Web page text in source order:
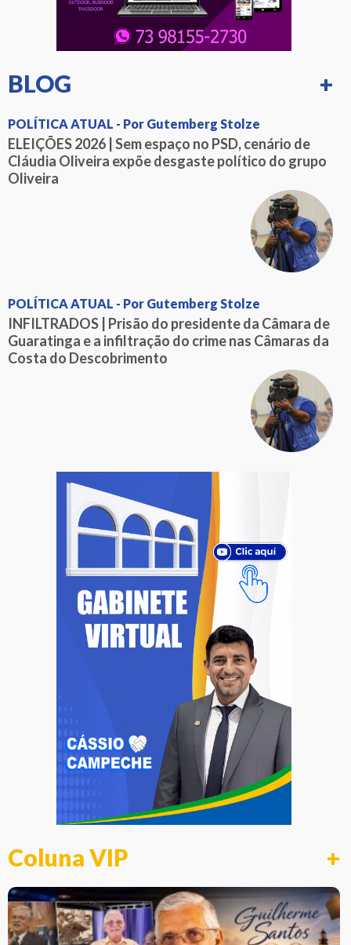
BLOG +
POLÍTICA ATUAL - Por Gutemberg Stolze
ELEIÇÕES 2026 | Sem espaço no PSD, cenário de
Cláudia Oliveira expõe desgaste político do grupo
Oliveira
POLÍTICA ATUAL - Por Gutemberg Stolze
INFILTRADOS | Prisão do presidente da Câmara de
Guaratinga e a infiltração do crime nas Câmaras da
Costa do Descobrimento
Coluna VIP +